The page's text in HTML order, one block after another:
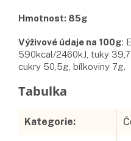
Hmotnost: 85g
Výživové údaje na 100g:
590kcal/2460kJ, tuky
cukry 50,5g, bílkoviny 7g.
Kategorie: